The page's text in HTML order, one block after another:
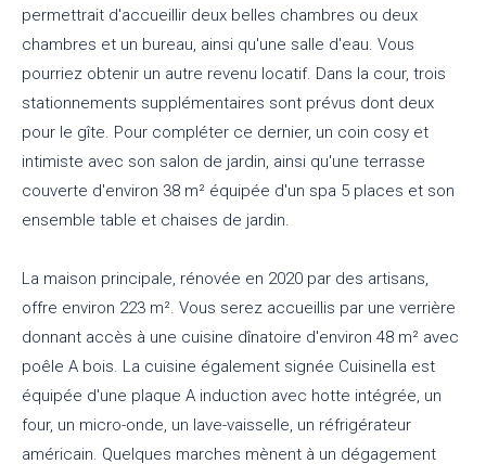
permettrait d'accueillir deux belles chambres ou deux
chambres et un bureau, ainsi qu'une salle d'eau. Vous
pourriez obtenir un autre revenu locatif. Dans la cour, trois
stationnements supplémentaires sont prévus dont deux
pour le gîte. Pour compléter ce dernier, un coin cosy et
intimiste avec son salon de jardin, ainsi qu'une terrasse
couverte d'environ 38 m² équipée d'un spa 5 places et son
ensemble table et chaises de jardin.
La maison principale, rénovée en 2020 par des artisans,
offre environ 223 m². Vous serez accueillis par une verrière
donnant accès à une cuisine dînatoire d'environ 48 m² avec
poêle A bois. La cuisine également signée Cuisinella est
équipée d'une plaque A induction avec hotte intégrée, un
four, un micro-onde, un lave-vaisselle, un réfrigérateur
américain. Quelques marches mènent à un dégagement